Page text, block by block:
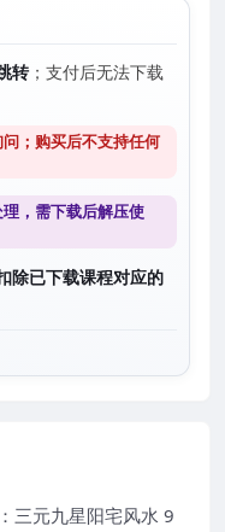
转；支付后无法下载
；购买后不支持任何
，需下载后解压使
除已下载课程对应的
三元九星阳宅风水 9